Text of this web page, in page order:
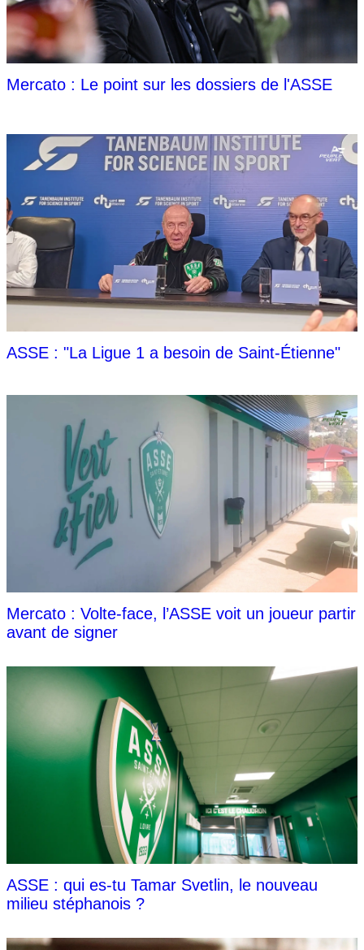
Mercato : Le point sur les dossiers de l'ASSE
ASSE : "La Ligue 1 a besoin de Saint-Étienne"
Mercato : Volte-face, l’ASSE voit un joueur partir
avant de signer
ASSE : qui es-tu Tamar Svetlin, le nouveau
milieu stéphanois ?